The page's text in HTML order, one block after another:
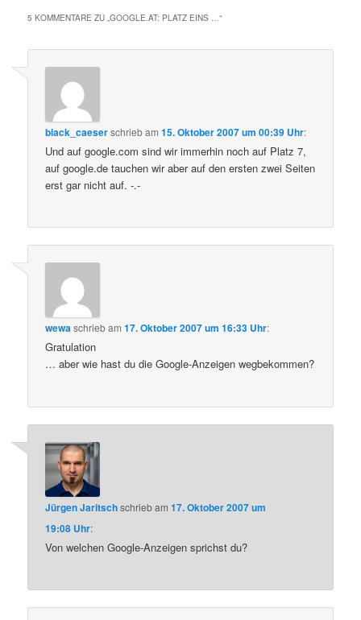
5 KOMMENTARE ZU „GOOGLE.AT: PLATZ EINS …“
black_caeserschriebam15. Oktober 2007 um 00:39 Uhr:
Und auf google.com sind wir immerhin noch auf Platz 7,
auf google.de tauchen wir aber auf den ersten zwei Seiten
erst gar nicht auf. -.-
wewaschriebam17. Oktober 2007 um 16:33 Uhr:
Gratulation
… aber wie hast du die Google-Anzeigen wegbekommen?
Jürgen Jaritschschriebam17. Oktober 2007 um
19:08 Uhr:
Von welchen Google-Anzeigen sprichst du?